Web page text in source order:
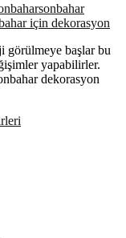
sonbahar
için dekorasyon
görülmeye başlar bu
yapabilirler.
dekorasyon